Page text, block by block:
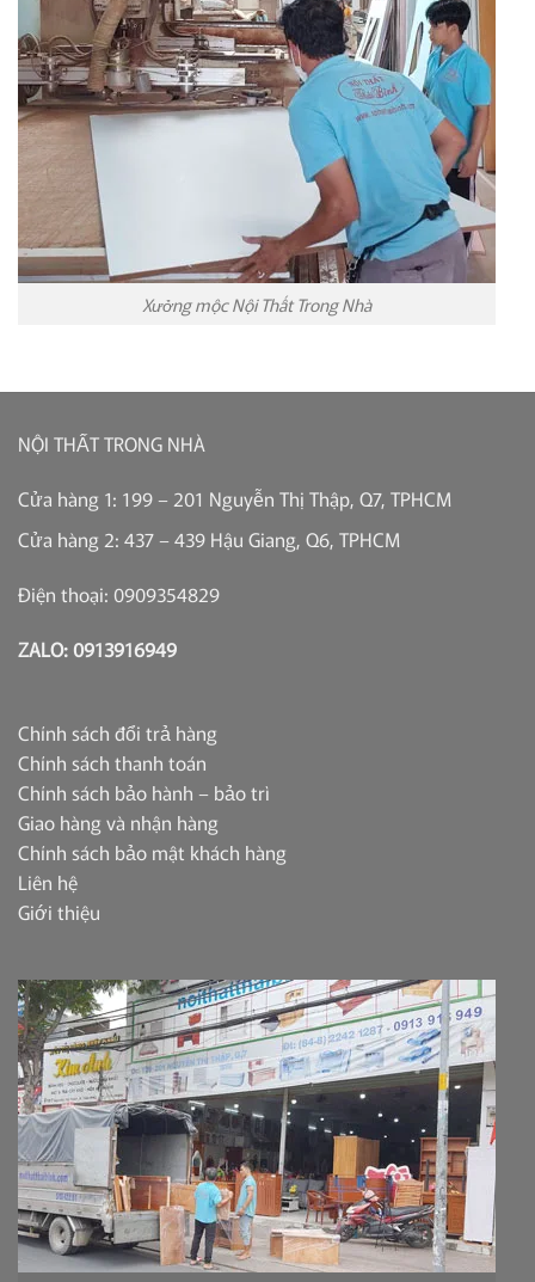
Xưởng mộc Nội Thất Trong Nhà
NỘI THẤT TRONG NHÀ
Cửa hàng 1: 199 – 201 Nguyễn Thị Thập, Q7, TPHCM
Cửa hàng 2: 437 – 439 Hậu Giang, Q6, TPHCM
Điện thoại: 0909354829
ZALO: 0913916949
Chính sách đổi trả hàng
Chính sách thanh toán
Chính sách bảo hành – bảo trì
Giao hàng và nhận hàng
Chính sách bảo mật khách hàng
Liên hệ
Giới thiệu